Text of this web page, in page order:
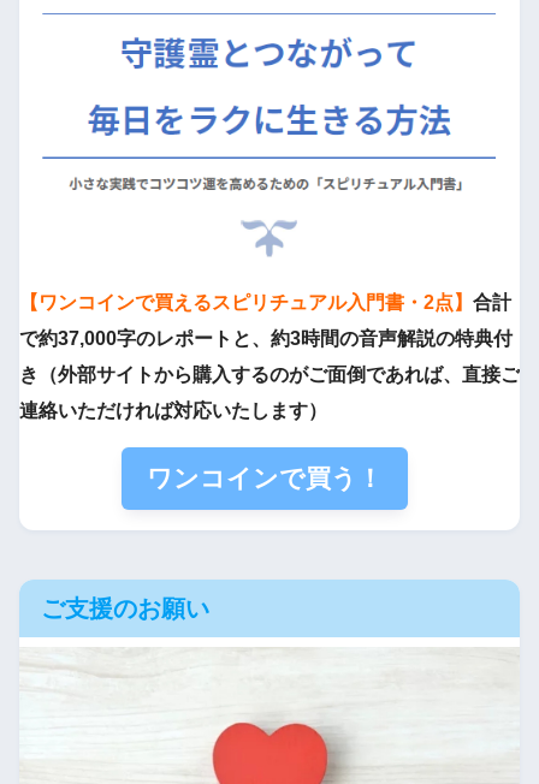
【ワンコインで買えるスピリチュアル入門書・2点】 合計
で約37,000字のレポートと、約3時間の音声解説の特典付
き（外部サイトから購入するのがご面倒であれば、直接ご
連絡いただければ対応いたします）
ワンコインで買う！
ご支援のお願い